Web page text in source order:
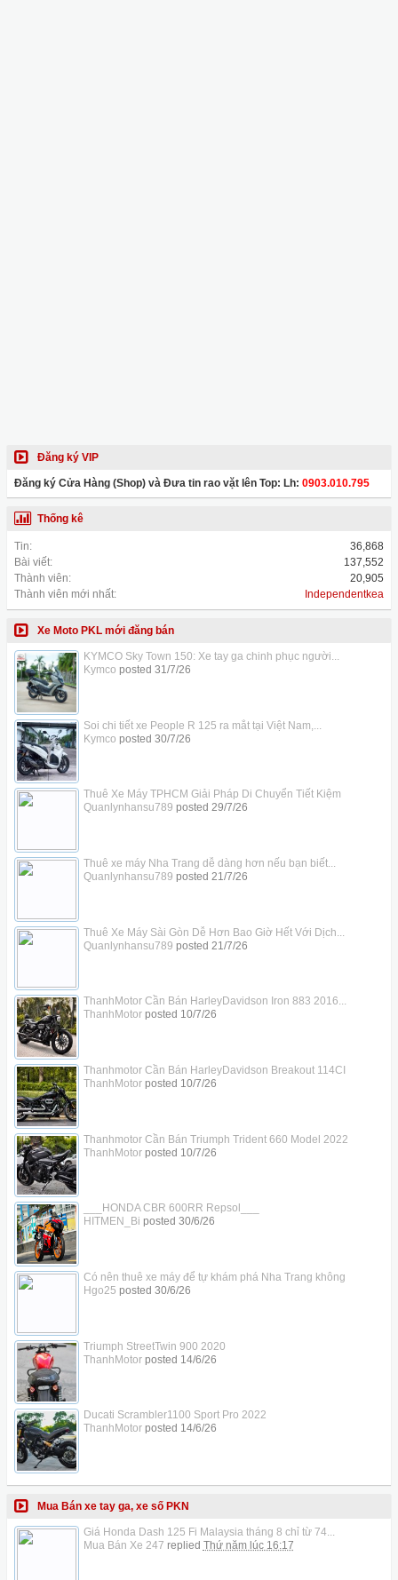
Đăng ký VIP
Đăng ký Cửa Hàng (Shop) và Đưa tin rao vặt lên Top: Lh: 0903.010.795
Thống kê
Tin:
36,868
Bài viết:
137,552
Thành viên:
20,905
Thành viên mới nhất:
Independentkea
Xe Moto PKL mới đăng bán
KYMCO Sky Town 150: Xe tay ga chinh phục người...
Kymco posted 31/7/26
Soi chi tiết xe People R 125 ra mắt tại Việt Nam,...
Kymco posted 30/7/26
Thuê Xe Máy TPHCM Giải Pháp Di Chuyển Tiết Kiệm
Quanlynhansu789 posted 29/7/26
Thuê xe máy Nha Trang dễ dàng hơn nếu bạn biết...
Quanlynhansu789 posted 21/7/26
Thuê Xe Máy Sài Gòn Dễ Hơn Bao Giờ Hết Với Dịch...
Quanlynhansu789 posted 21/7/26
ThanhMotor Cần Bán HarleyDavidson Iron 883 2016...
ThanhMotorposted 10/7/26
Thanhmotor Cần Bán HarleyDavidson Breakout 114CI
ThanhMotorposted 10/7/26
Thanhmotor Cần Bán Triumph Trident 660 Model 2022
ThanhMotorposted 10/7/26
___HONDA CBR 600RR Repsol___
HITMEN_Bi posted 30/6/26
Có nên thuê xe máy để tự khám phá Nha Trang không
Hgo25 posted 30/6/26
Triumph StreetTwin 900 2020
ThanhMotorposted 14/6/26
Ducati Scrambler1100 Sport Pro 2022
ThanhMotorposted 14/6/26
Mua Bán xe tay ga, xe số PKN
Giá Honda Dash 125 Fi Malaysia tháng 8 chỉ từ 74...
Mua Bán Xe 247 replied Thứ năm lúc 16:17